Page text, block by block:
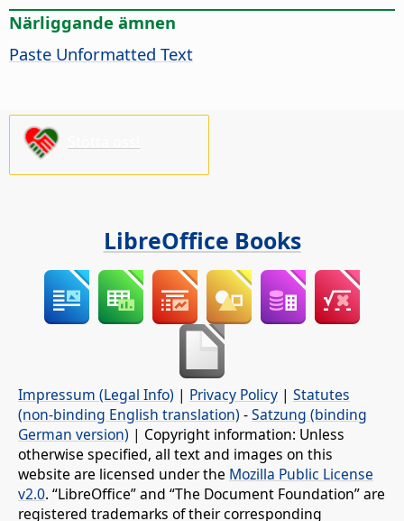
Närliggande ämnen
Paste Unformatted Text
LibreOffice Books
Impressum (Legal Info) | Privacy Policy | Statutes
(non-binding English translation) -Satzung (binding
German version) | Copyright information: Unless
otherwise specified, all text and images on this
website are licensed under the Mozilla Public License
v2.0. “LibreOffice” and “The Document Foundation” are
registered trademarks of their corresponding